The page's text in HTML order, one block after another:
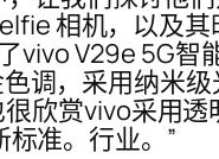
相机，以及
vivo V29e 5G智
调，采用纳米
欣赏vivo采用
准。行业。”